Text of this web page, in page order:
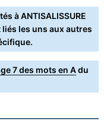
à ANTISALISSURE
les uns aux autres
7 des mots en Adu